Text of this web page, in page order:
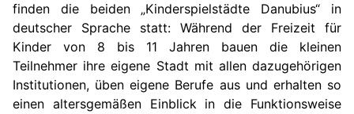
finden die beiden „Kinderspielstädte Danubius“ in
deutscher Sprache statt: Während der Freizeit für
Kinder von 8 bis 11 Jahren bauen die kleinen
Teilnehmer ihre eigene Stadt mit allen dazugehörigen
Institutionen, üben eigene Berufe aus und erhalten so
einen altersgemäßen Einblick in die Funktionsweise